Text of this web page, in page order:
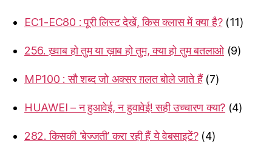
EC1-EC80 : पूरी लिस्ट देखें, किस क्लास में क्या है? (11)
256. ख़्वाब हो तुम या ख़ाब हो तुम, क्या हो तुम बतलाओ (9)
MP100 : सौ शब्द जो अक्सर ग़लत बोले जाते हैं (7)
HUAWEI – न हुआवेई, न हुवावेई! सही उच्चारण क्या? (4)
282. किसकी ‘बेज्जती’ करा रही हैं ये वेबसाइटें? (4)